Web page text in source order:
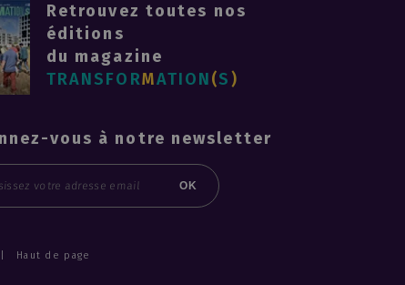
Retrouvez toutes nos
éditions
du magazine
TRANSFORMATION(S )
vous à notre newsletter
OK
Haut de page